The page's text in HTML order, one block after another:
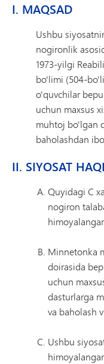
I. MAQSAD
Ushbu
nogironlik
1973-yilgi
bo'limi (504-
o'quvchilar
uchun maxsus
muhtoj bo'lgan
baholashdan
II. SIYOSAT
Quyidagi C
nogiron
Minnetonka
doirasida
uchun
dasturlarga
va baholash
Ushbu